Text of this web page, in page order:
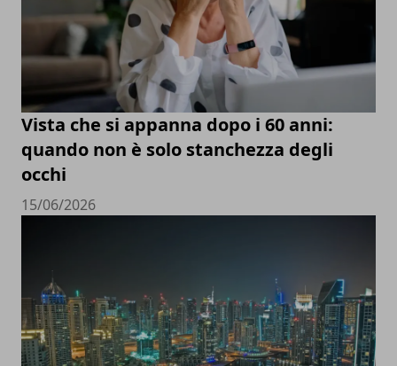
Vista che si appanna dopo i 60 anni:
quando non è solo stanchezza degli
occhi
15/06/2026